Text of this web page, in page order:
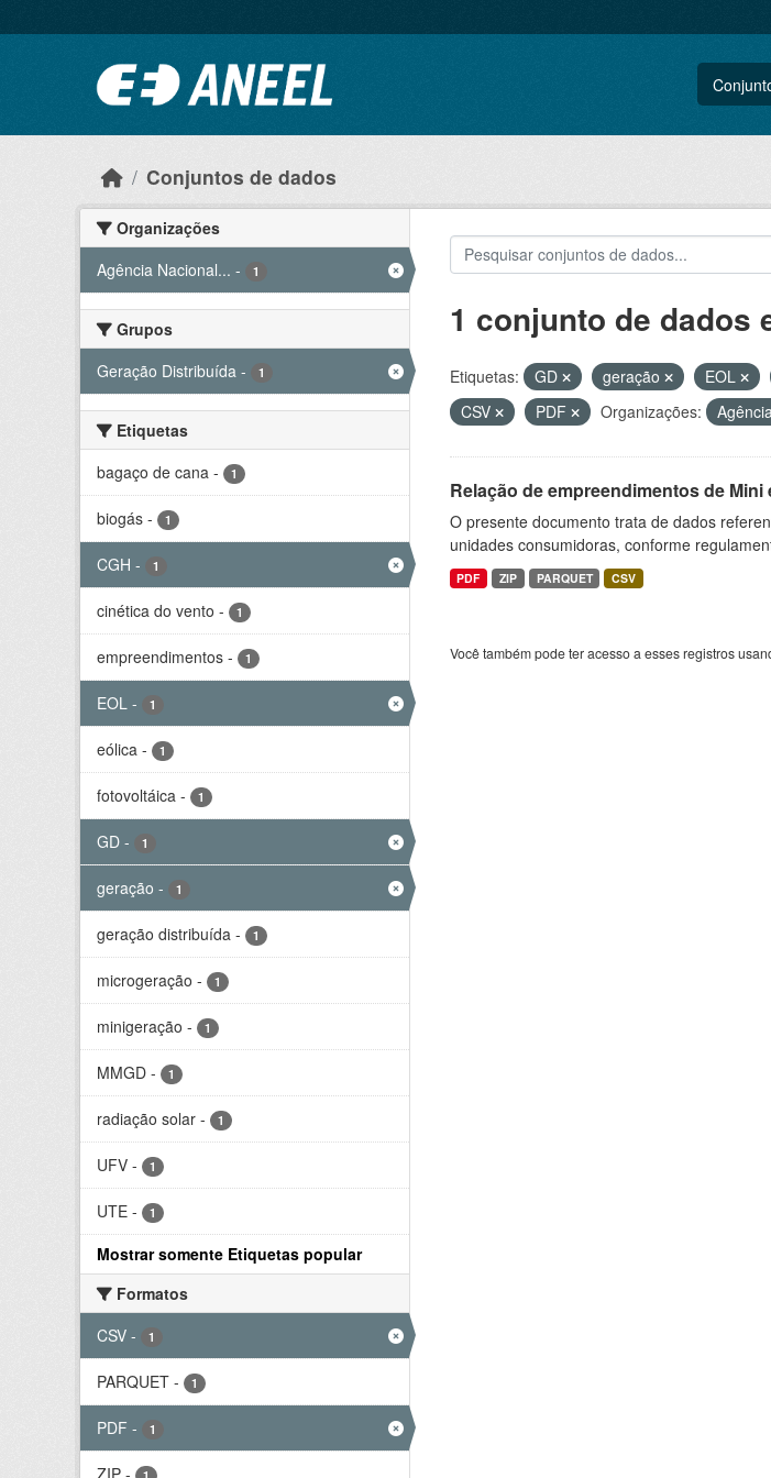
Conjuntos de dados
Organizações
Agência Nacional... - 1
Grupos
Geração Distribuída - 1
Etiquetas
bagaço de cana - 1
biogás - 1
CGH - 1
cinética do vento - 1
empreendimentos - 1
EOL - 1
eólica - 1
fotovoltáica - 1
GD - 1
geração - 1
geração distribuída - 1
microgeração - 1
minigeração - 1
MMGD - 1
radiação solar - 1
UFV - 1
UTE - 1
Mostrar somente Etiquetas popular
Formatos
CSV - 1
PARQUET - 1
PDF - 1
ZIP -
1 conjunto de dados
Etiquetas: GD geração EOL
CSV
PDF Organizações:
Relação de empreendimentos de
O presente documento trata de dados
unidades consumidoras, conforme
PDF ZIP PARQUET CSV
Você também pode ter acesso a esses registros